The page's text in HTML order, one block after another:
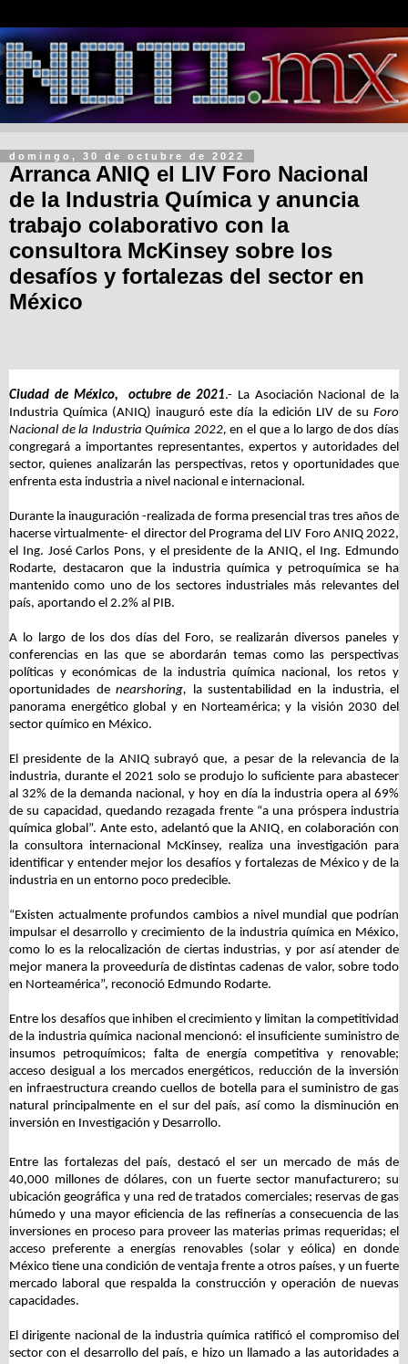
domingo, 30 de octubre de 2022
Arranca ANIQ el LIV Foro Nacional
de la Industria Química y anuncia
trabajo colaborativo con la
consultora McKinsey sobre los
desafíos y fortalezas del sector en
México
Ciudad de México, octubre de 2021.- La Asociación Nacional de la
Industria Química (ANIQ) inauguró este día la edición LIV de su Foro
Nacional de la Industria Química 2022,en el que a lo largo de dos días
congregará a importantes representantes, expertos y autoridades del
sector, quienes analizarán las perspectivas, retos y oportunidades que
enfrenta esta industria a nivel nacional e internacional.
Durante la inauguración -realizada de forma presencial tras tres años de
hacerse virtualmente- el director del Programa del LIV Foro ANIQ 2022,
el Ing. José Carlos Pons, y el presidente de la ANIQ, el Ing. Edmundo
Rodarte, destacaron que la industria química y petroquímica se ha
mantenido como uno de los sectores industriales más relevantes del
país, aportando el 2.2% al PIB.
A lo largo de los dos días del Foro, se realizarán diversos paneles y
conferencias en las que se abordarán temas como las perspectivas
políticas y económicas de la industria química nacional, los retos y
oportunidades de nearshoring, la sustentabilidad en la industria, el
panorama energético global y en Norteamérica; y la visión 2030 del
sector químico en México.
El presidente de la ANIQ subrayó que, a pesar de la relevancia de la
industria, durante el 2021 solo se produjo lo suficiente para abastecer
al 32% de la demanda nacional, y hoy en día la industria opera al 69%
de su capacidad, quedando rezagada frente “a una próspera industria
química global”. Ante esto, adelantó que la ANIQ, en colaboración con
la consultora internacional McKinsey, realiza una investigación para
identificar y entender mejor los desafíos y fortalezas de México y de la
industria en un entorno poco predecible.
“Existen actualmente profundos cambios a nivel mundial que podrían
impulsar el desarrollo y crecimiento de la industria química en México,
como lo es la relocalización de ciertas industrias, y por así atender de
mejor manera la proveeduría de distintas cadenas de valor, sobre todo
en Norteamérica”, reconoció Edmundo Rodarte.
Entre los desafíos que inhiben el crecimiento y limitan la competitividad
de la industria química nacional mencionó: el insuficiente suministro de
insumos petroquímicos; falta de energía competitiva y renovable;
acceso desigual a los mercados energéticos, reducción de la inversión
en infraestructura creando cuellos de botella para el suministro de gas
natural principalmente en el sur del país, así como la disminución en
inversión en Investigación y Desarrollo.
Entre las fortalezas del país, destacó el ser un mercado de más de
40,000 millones de dólares, con un fuerte sector manufacturero; su
ubicación geográfica y una red de tratados comerciales; reservas de gas
húmedo y una mayor eficiencia de las refinerías a consecuencia de las
inversiones en proceso para proveer las materias primas requeridas; el
acceso preferente a energías renovables (solar y eólica) en donde
México tiene una condición de ventaja frente a otros países, y un fuerte
mercado laboral que respalda la construcción y operación de nuevas
capacidades.
El dirigente nacional de la industria química ratificó el compromiso del
sector con el desarrollo del país, e hizo un llamado a las autoridades a